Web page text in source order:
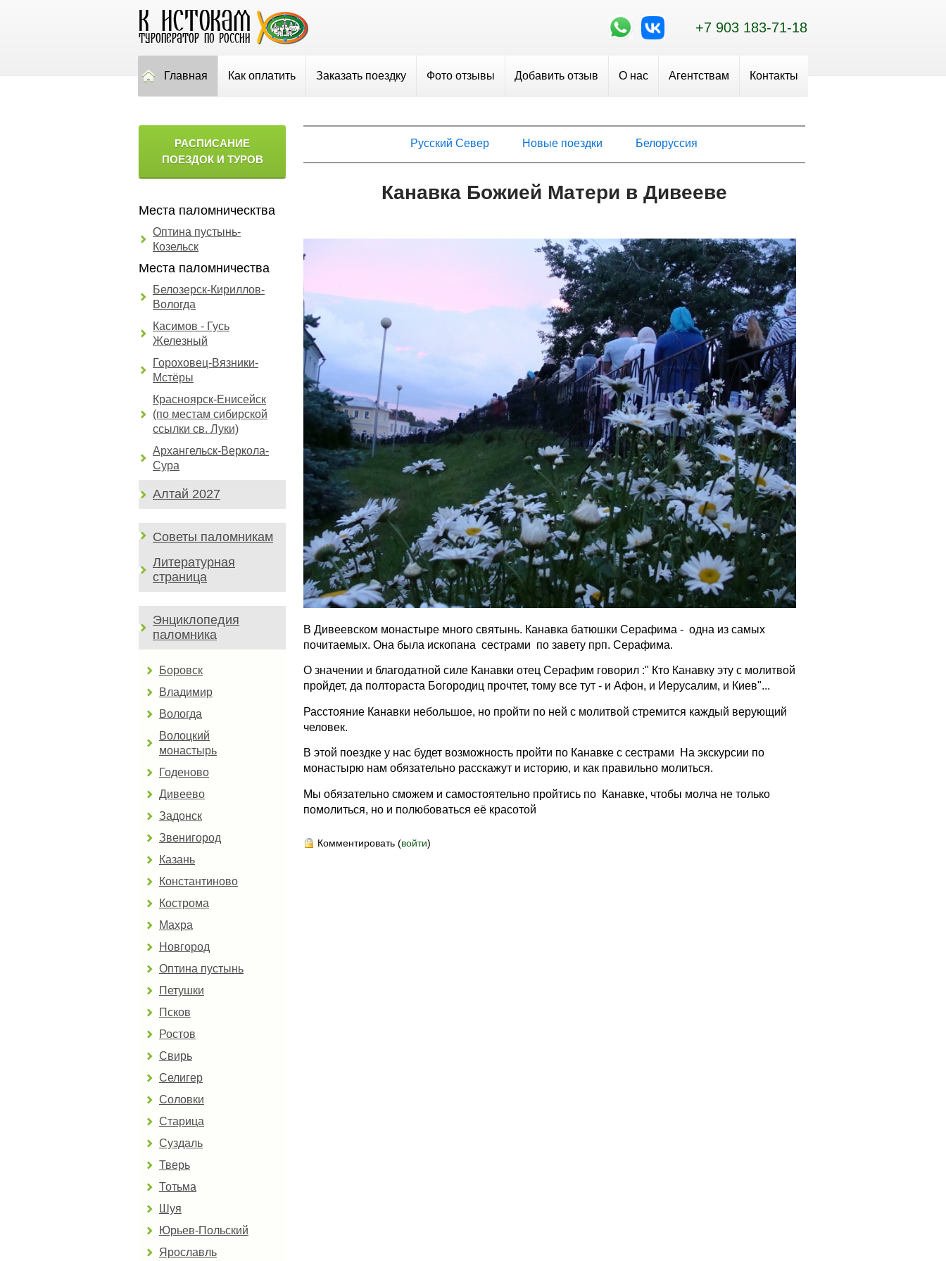
+7 903 183-71-18
Главная Как оплатить Заказать поездку Фото отзывы Добавить отзыв О нас Агентствам Контакты
РАСПИСАНИЕ
ПОЕЗДОК И ТУРОВ
Места паломническтва
Оптина пустынь-
Козельск
Места паломничества
Белозерск-Кириллов-
Вологда
Касимов - Гусь
Железный
Гороховец-Вязники-
Мстёры
Красноярск-Енисейск
(по местам сибирской
ссылки св. Луки)
Архангельск-Веркола-
Сура
Алтай 2027
Советы паломникам
Литературная
страница
Энциклопедия
паломника
Боровск
Владимир
Вологда
Волоцкий
монастырь
Годеново
Дивеево
Задонск
Звенигород
Казань
Константиново
Кострома
Махра
Новгород
Оптина пустынь
Петушки
Псков
Ростов
Свирь
Селигер
Соловки
Старица
Суздаль
Тверь
Тотьма
Шуя
Юрьев-Польский
Ярославль
Русский Север Новые поездки Белоруссия
Канавка Божией Матери в Дивееве
В Дивеевском монастыре много святынь. Канавка батюшки Серафима - одна из самых
почитаемых. Она была ископана сестрами по завету прп. Серафима.
О значении и благодатной силе Канавки отец Серафим говорил :" Кто Канавку эту с молитвой
пройдет, да полтораста Богородиц прочтет, тому все тут - и Афон, и Иерусалим, и Киев"...
Расстояние Канавки небольшое, но пройти по ней с молитвой стремится каждый верующий
человек.
В этой поездке у нас будет возможность пройти по Канавке с сестрами На экскурсии по
монастырю нам обязательно расскажут и историю, и как правильно молиться.
Мы обязательно сможем и самостоятельно пройтись по Канавке, чтобы молча не только
помолиться, но и полюбоваться её красотой
Комментировать (войти)